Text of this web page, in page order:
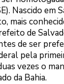
Nascido em
mais
de
de ser
pela
vezes o
da Bahia.